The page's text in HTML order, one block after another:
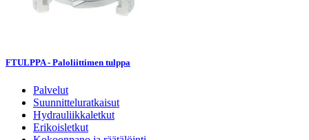
FTULPPA - Paloliittimen tulppa
Palvelut
Suunnitteluratkaisut
Hydrauliikkaletkut
Erikoisletkut